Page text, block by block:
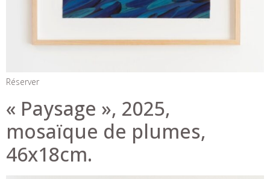
Réserver
« Paysage », 2025,
mosaïque de plumes,
46x18cm.